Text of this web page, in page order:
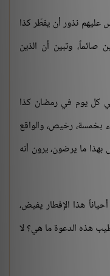
عليهم نذور أن يفطّر كذا
صائماً، وتبين أن الذين
كل يوم في رمضان كذا
بخمسة، رخيص، والواقع
بهذا ما يرضون، يرون أنه
هذا الإفطار يفيض،
هذه الدعوة ما هي؟ لا